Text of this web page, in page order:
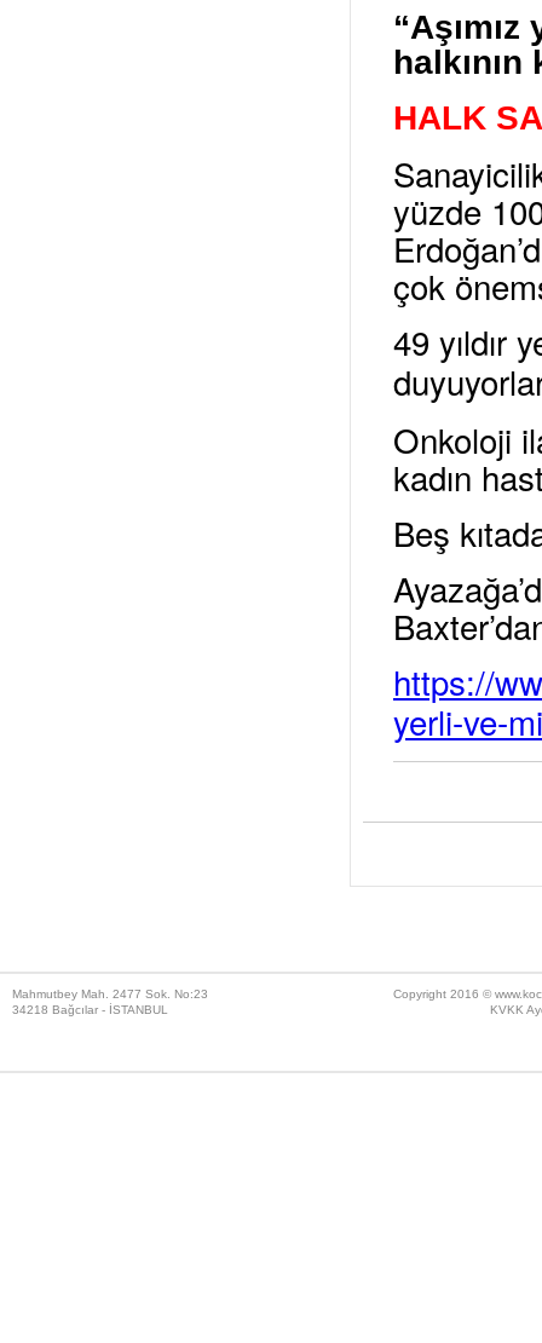
halkının
HALK
yüzde
çok
49 yıldır
Onkoloji
kadın
Beş
https://
yerli-ve-
Mahmutbey Mah. 2477 Sok. No:23
34218 Bağcılar - İSTANBUL
Copyright 2016 ©
KVKK